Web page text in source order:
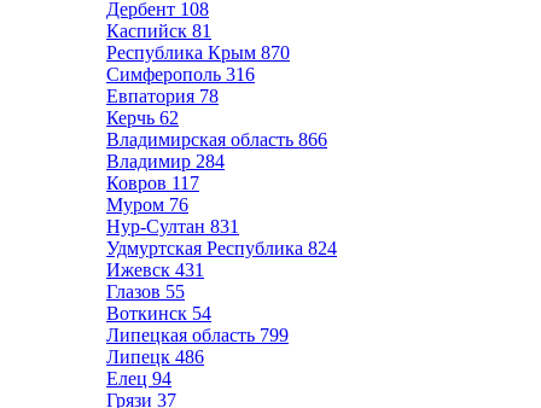
Дербент 108
Каспийск 81
Республика Крым 870
Симферополь 316
Евпатория 78
Керчь 62
Владимирская область 866
Владимир 284
Ковров 117
Муром 76
Нур-Султан 831
Удмуртская Республика 824
Ижевск 431
Глазов 55
Воткинск 54
Липецкая область 799
Липецк 486
Елец 94
Грязи 37